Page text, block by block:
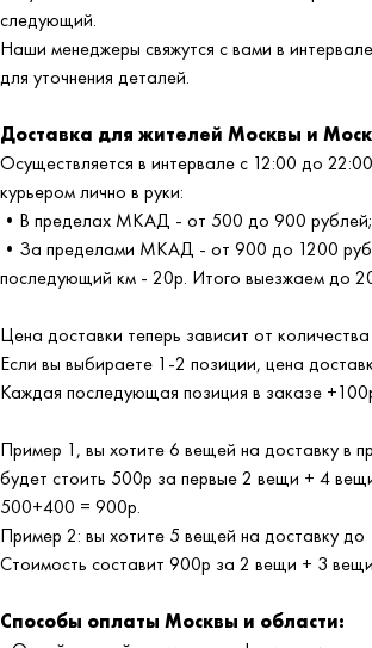
следующий.
Наши менеджеры свяжутся с вами в
для уточнения деталей.
Доставка для жителей Москвы и
Осуществляется в интервале с 12:00 до
курьером лично в руки:
•В пределах МКАД - от 500 до 900 рублей;
•За пределами МКАД - от 900 до 1200
последующий км - 20р. Итого выезжаем до
Цена доставки теперь зависит от
Если вы выбираете 1-2 позиции, цена
Каждая последующая позиция в заказе
Пример 1, вы хотите 6 вещей на доставку в
будет стоить 500р за первые 2 вещи + 4
500+400 = 900р.
Пример 2: вы хотите 5 вещей на доставку
Стоимость составит 900р за 2 вещи + 3
Способы оплаты Москвы и области: